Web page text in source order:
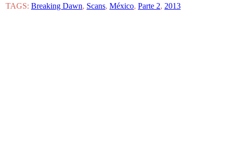
TAGS: Breaking Dawn, Scans, México, Parte 2, 2013